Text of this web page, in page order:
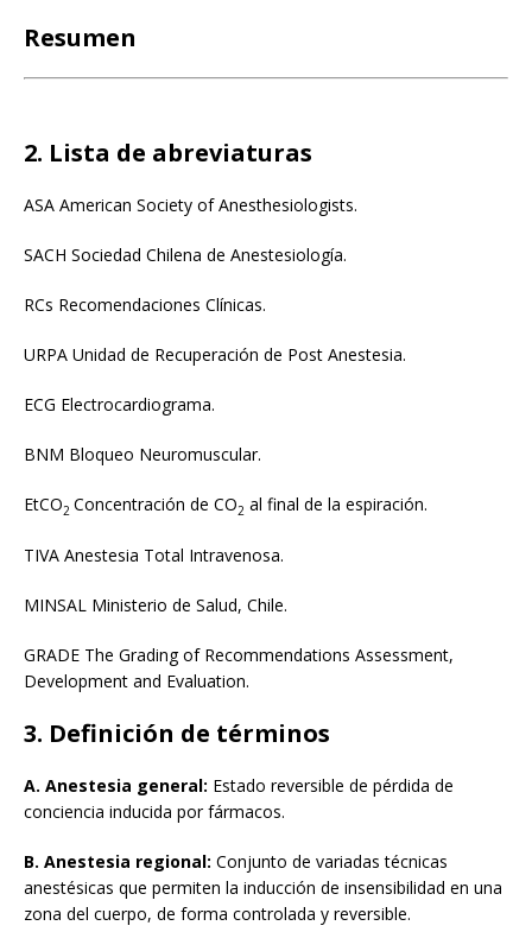
Resumen
2. Lista de abreviaturas
ASA American Society of Anesthesiologists.
SACH Sociedad Chilena de Anestesiología.
RCs Recomendaciones Clínicas.
URPA Unidad de Recuperación de Post Anestesia.
ECG Electrocardiograma.
BNM Bloqueo Neuromuscular.
EtCO2 Concentración de CO2 al final de la espiración.
TIVA Anestesia Total Intravenosa.
MINSAL Ministerio de Salud, Chile.
GRADE The Grading of Recommendations Assessment,
Development and Evaluation.
3. Definición de términos
A. Anestesia general: Estado reversible de pérdida de
conciencia inducida por fármacos.
B. Anestesia regional: Conjunto de variadas técnicas
anestésicas que permiten la inducción de insensibilidad en una
zona del cuerpo, de forma controlada y reversible.